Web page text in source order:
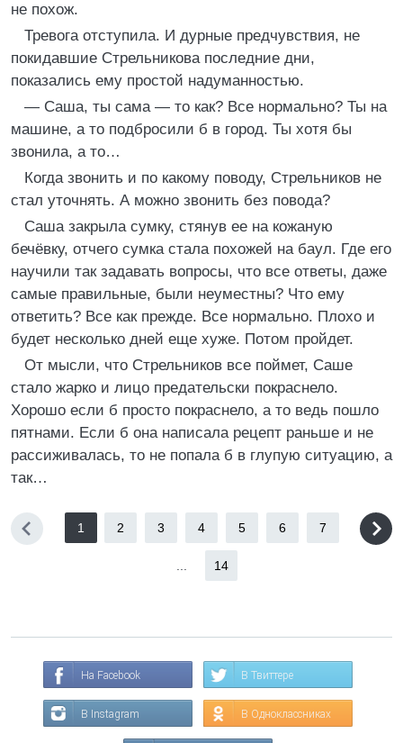
не похож.
Тревога отступила. И дурные предчувствия, не
покидавшие Стрельникова последние дни,
показались ему простой надуманностью.
— Саша, ты сама — то как? Все нормально? Ты на
машине, а то подбросили б в город. Ты хотя бы
звонила, а то…
Когда звонить и по какому поводу, Стрельников не
стал уточнять. А можно звонить без повода?
Саша закрыла сумку, стянув ее на кожаную
бечёвку, отчего сумка стала похожей на баул. Где его
научили так задавать вопросы, что все ответы, даже
самые правильные, были неуместны? Что ему
ответить? Все как прежде. Все нормально. Плохо и
будет несколько дней еще хуже. Потом пройдет.
От мысли, что Стрельников все поймет, Саше
стало жарко и лицо предательски покраснело.
Хорошо если б просто покраснело, а то ведь пошло
пятнами. Если б она написала рецепт раньше и не
рассиживалась, то не попала б в глупую ситуацию, а
так…
1 2 3 4 5 6 7
14
На Facebook В Твиттере
В Instagram В Одноклассниках